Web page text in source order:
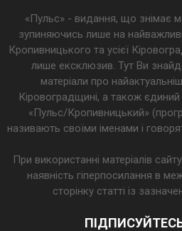
«Пульс» - видання, що знімає
зупиняючись лише на
Кропивницького та усієї
лише ексклюзив. Тут Ви
матеріали про
Кіровоградщині, а також єдиний
«Пульс/Кропивницький»
називають своїми іменами і
При використанні матеріалів
наявність гіперпосилання в
сторінку статті із